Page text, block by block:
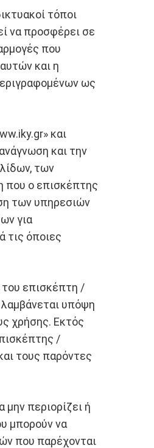
τόποι
να προσφέρει σε
που
και η
ως
και
και την
των
που ο επισκέπτης
των υπηρεσιών
για
τις όποιες
επισκέπτη /
υπόψη
χρήσης. Εκτός
/
τους παρόντες
περιορίζει ή
μπορούν να
που παρέχονται